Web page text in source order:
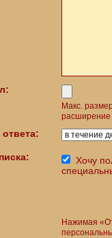
Макс.
расширение
Хочу
Нажимая